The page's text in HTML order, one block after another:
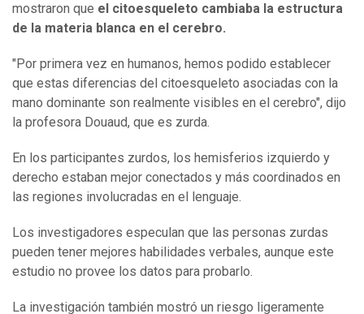
mostraron que el citoesqueleto cambiaba la estructura
de la materia blanca en el cerebro.
"Por primera vez en humanos, hemos podido establecer
que estas diferencias del citoesqueleto asociadas con la
mano dominante son realmente visibles en el cerebro", dijo
la profesora Douaud, que es zurda.
En los participantes zurdos, los hemisferios izquierdo y
derecho estaban mejor conectados y más coordinados en
las regiones involucradas en el lenguaje.
Los investigadores especulan que las personas zurdas
pueden tener mejores habilidades verbales, aunque este
estudio no provee los datos para probarlo.
La investigación también mostró un riesgo ligeramente